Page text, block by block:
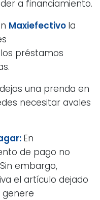
a financiamiento.
Maxiefectivo la
préstamos
una prenda en
necesitar avales
En
de pago no
embargo,
el artículo dejado
genere